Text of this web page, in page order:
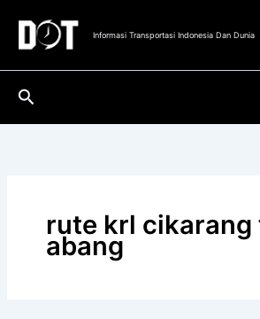
konten
Informasi Transportasi Indonesia Dan Dunia
Cari
rute krl cikarang
abang